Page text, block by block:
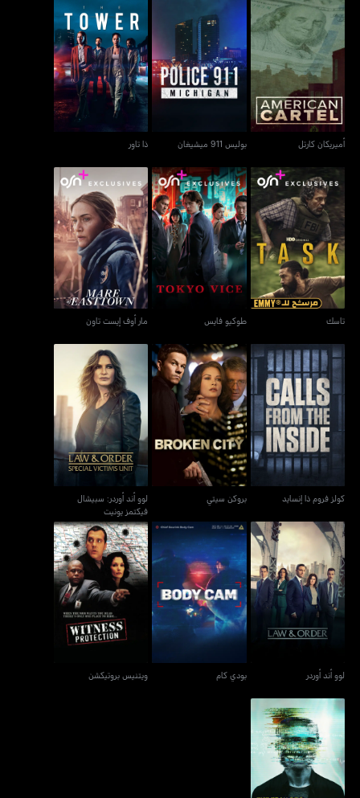
أميريكان كارتل
أميريكان كارتل
بوليس 911 ميشيغان
بوليس 911 ميشيغان
ذا تاور
ذا تاور
تاسك
تاسك
طوكيو فايس
طوكيو فايس
مار أوف إيست تاون
مار أوف إيست تاون
كولز فروم ذا إنسايد
كولز فروم ذا إنسايد
بروكن سيتي
بروكن سيتي
لوو أند أوردر: سبيشال
فيكتمز يونيت
لوو أند أوردر: سبيشال
فيكتمز يونيت
لوو أند أوردر
لوو أند أوردر
بودي كام
بودي كام
ويتنيس بروتيكشن
ويتنيس بروتيكشن
ذا تيك برو ميردرز